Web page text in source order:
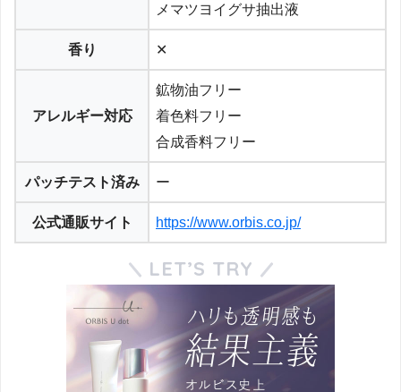
メマツヨイグサ抽出液
香り ✕
アレルギー対応
鉱物油フリー
着色料フリー
合成香料フリー
パッチテスト済み ー
公式通販サイト https://www.orbis.co.jp/
LET’S TRY